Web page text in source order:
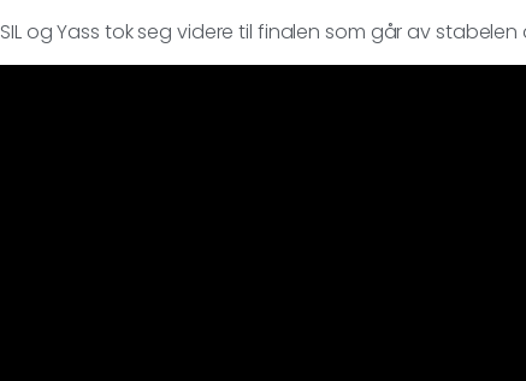
SIL og Yass tok seg videre til finalen som går av stabelen